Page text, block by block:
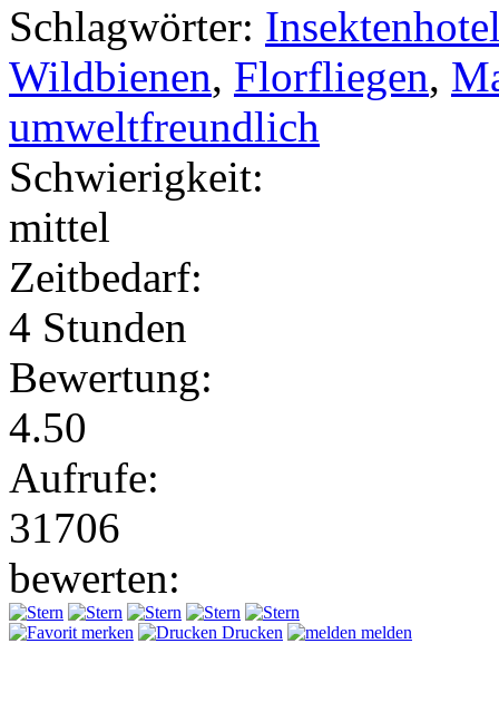
Schlagwörter:
Wildbienen, Florfliegen,
umweltfreundlich
Schwierigkeit:
mittel
Zeitbedarf:
4 Stunden
Bewertung:
4.50
Aufrufe:
31706
bewerten:
merken Drucken melden